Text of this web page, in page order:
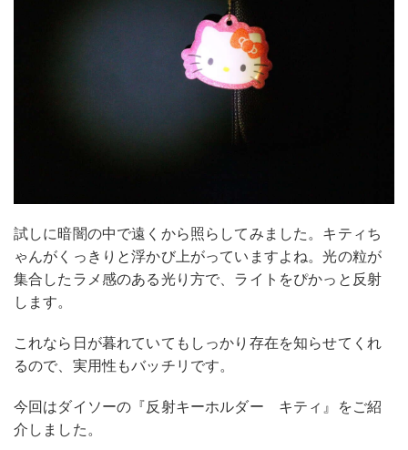
試しに暗闇の中で遠くから照らしてみました。キティち
ゃんがくっきりと浮かび上がっていますよね。光の粒が
集合したラメ感のある光り方で、ライトをぴかっと反射
します。
これなら日が暮れていてもしっかり存在を知らせてくれ
るので、実用性もバッチリです。
今回はダイソーの『反射キーホルダー キティ』をご紹
介しました。